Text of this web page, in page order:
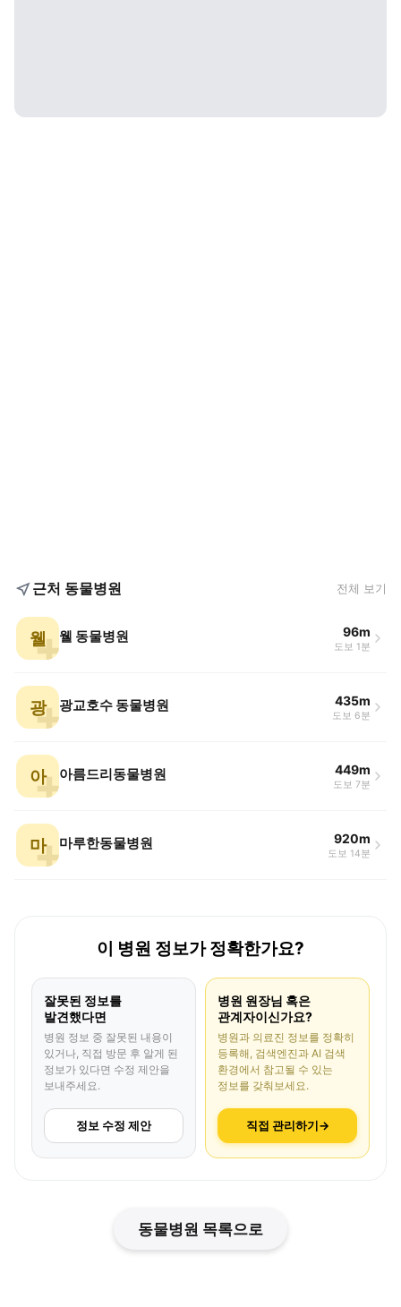
근처 동물병원 전체 보기
웰 웰 동물병원 96m
도보 1분
광 광교호수 동물병원 435m
도보 6분
아 아름드리동물병원 449m
도보 7분
마 마루한동물병원 920m
도보 14분
이 병원 정보가 정확한가요?
잘못된 정보를
발견했다면
병원 정보 중 잘못된 내용이
있거나, 직접 방문 후 알게 된
정보가 있다면 수정 제안을
보내주세요.
정보 수정 제안
병원 원장님 혹은
관계자이신가요?
병원과 의료진 정보를 정확히
등록해, 검색엔진과 AI 검색
환경에서 참고될 수 있는
정보를 갖춰보세요.
직접 관리하기→
동물병원 목록으로